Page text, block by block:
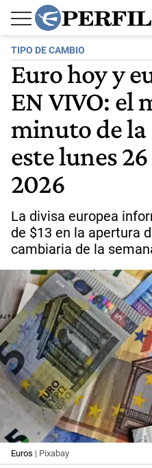
TIPO DE CAMBIO
Euro hoy y
EN VIVO: el
minuto de la
este lunes
2026
La divisa europea
de $13 en la apertura
cambiaria de la
Euros | Pixabay